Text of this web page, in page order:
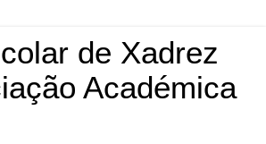
de Xadrez
Académica